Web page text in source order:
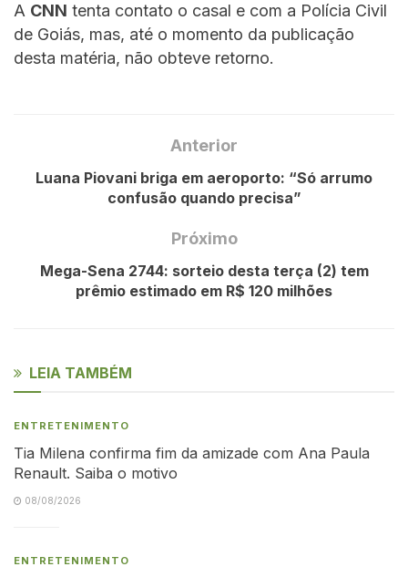
A CNN tenta contato o casal e com a Polícia Civil
de Goiás, mas, até o momento da publicação
desta matéria, não obteve retorno.
Anterior
Luana Piovani briga em aeroporto: “Só arrumo
confusão quando precisa”
Próximo
Mega-Sena 2744: sorteio desta terça (2) tem
prêmio estimado em R$ 120 milhões
LEIA TAMBÉM
ENTRETENIMENTO
Tia Milena confirma fim da amizade com Ana Paula
Renault. Saiba o motivo
08/08/2026
ENTRETENIMENTO